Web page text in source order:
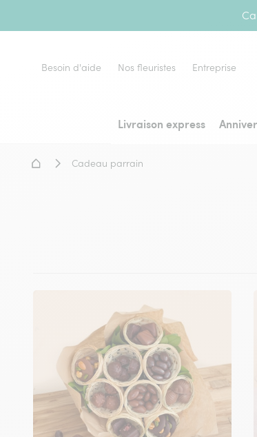
Livraison express
Besoin d'aide Nos fleuristes Entreprise
Accueil - Livraison fleurs
Cadeau parrain